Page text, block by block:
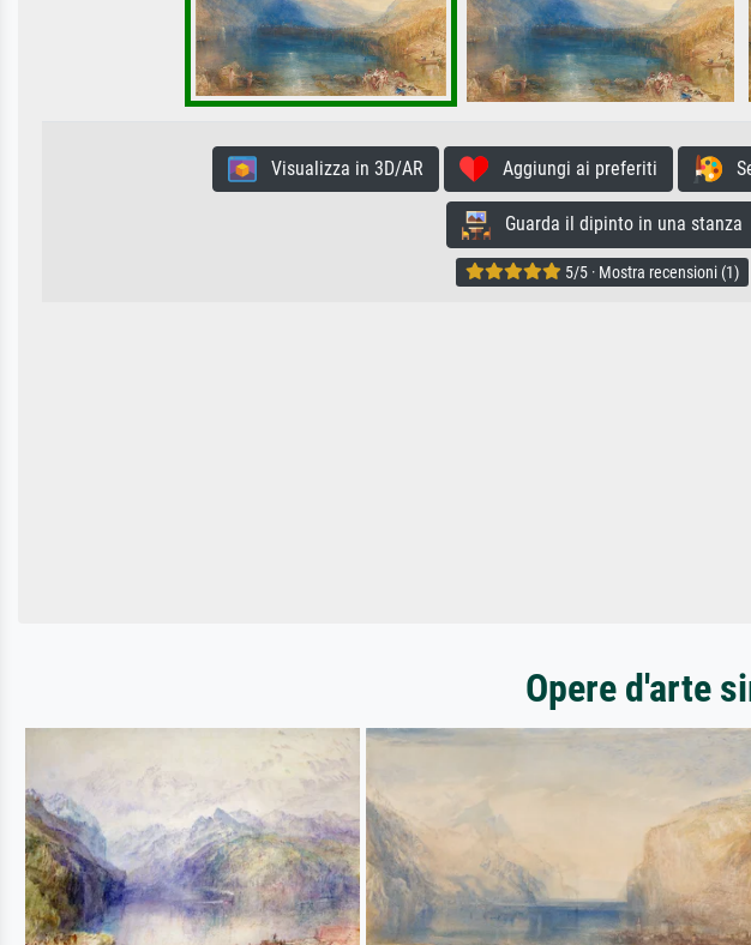
Visualizza in 3D/AR Aggiungi ai preferiti
Guarda il dipinto in una stanza
5/5 · Mostra recensioni (1)
Opere d'arte